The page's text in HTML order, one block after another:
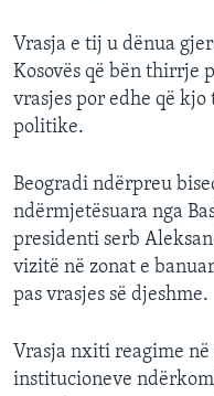
Vrasja e tij u dënua
Kosovës që bën thirrje
vrasjes por edhe që
politike.
Beogradi ndërpreu
ndërmjetësuara nga
presidenti serb
vizitë në zonat e
pas vrasjes së djeshme.
Vrasja nxiti reagime
institucioneve